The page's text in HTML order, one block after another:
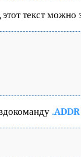
текст
.ADDR